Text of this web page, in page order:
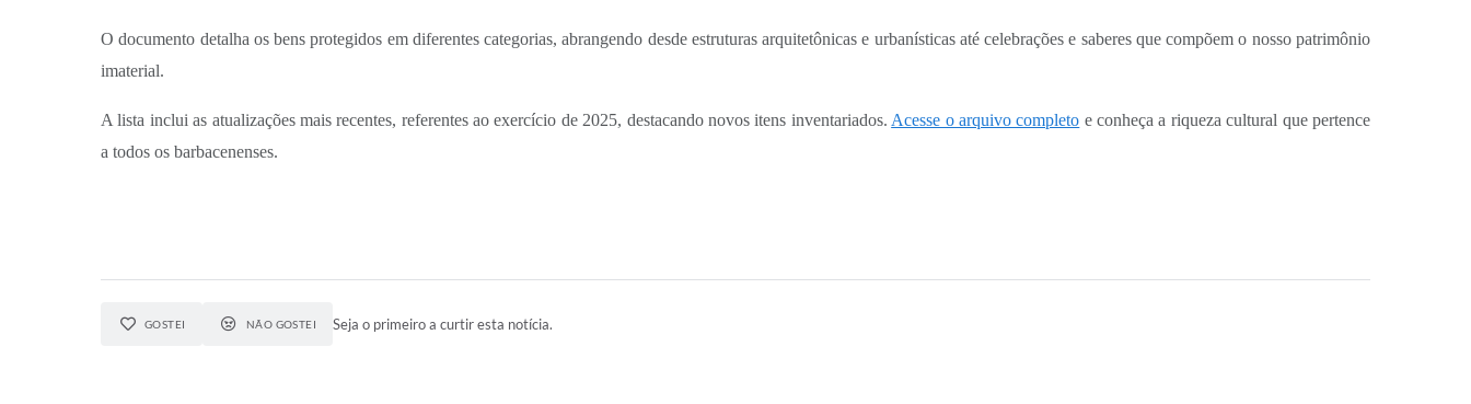
O documento detalha os bens protegidos em diferentes categorias, abrangendo desde estruturas arquitetônicas e urbanísticas até celebrações e saberes que compõem o nosso patrimônio
imaterial.
A lista inclui as atualizações mais recentes, referentes ao exercício de 2025, destacando novos itens inventariados. Acesse o arquivo completo e conheça a riqueza cultural que pertence
a todos os barbacenenses.
GOSTEI NÃO GOSTEI Seja o primeiro a curtir esta notícia.